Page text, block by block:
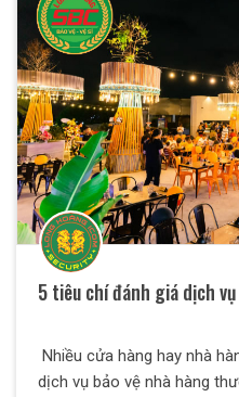
5 tiêu chí đánh giá dịch
Nhiều cửa hàng hay nhà
dịch vụ bảo vệ nhà hàng